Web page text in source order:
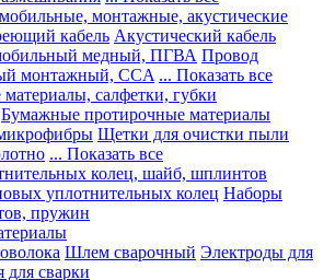
монтажные, акустические
кабель Акустический кабель
медный, ПГВА Провод
монтажный, CCA ... Показать все
салфетки, губки
Бумажные протирочные материалы
Щетки для очистки пыли
... Показать все
колец, шайб, шплинтов
уплотнительных колец Наборы
пружин
Шлем сварочный Электроды для
сварки